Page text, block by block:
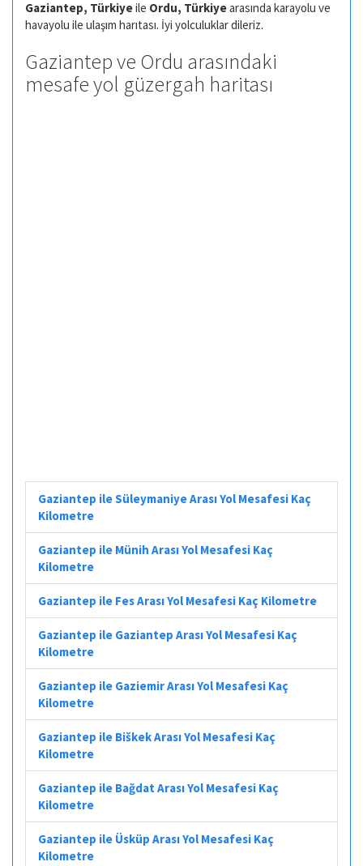
Gaziantep, Türkiyeile Ordu, Türkiyearasında karayolu ve
havayolu ile ulaşım harıtası. İyi yolculuklar dileriz.
Gaziantep ve Ordu arasındaki
mesafe yol güzergah haritası
Gaziantep ile Süleymaniye Arası Yol Mesafesi Kaç
Kilometre
Gaziantep ile Münih Arası Yol Mesafesi Kaç
Kilometre
Gaziantep ile Fes Arası Yol Mesafesi Kaç Kilometre
Gaziantep ile Gaziantep Arası Yol Mesafesi Kaç
Kilometre
Gaziantep ile Gaziemir Arası Yol Mesafesi Kaç
Kilometre
Gaziantep ile Biškek Arası Yol Mesafesi Kaç
Kilometre
Gaziantep ile Bağdat Arası Yol Mesafesi Kaç
Kilometre
Gaziantep ile Üsküp Arası Yol Mesafesi Kaç
Kilometre